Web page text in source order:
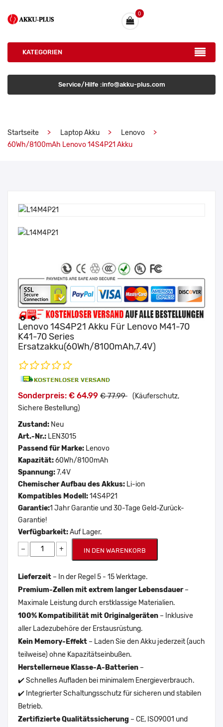
0
KATEGORIEN
Service/Hilfe :info@akku-plus.com
Startseite Laptop Akku
Lenovo
60Wh/8100mAh Lenovo 14S4P21 Akku
Lenovo 14S4P21 Akku Für Lenovo M41-70
K41-70 Series
Ersatzakku(60Wh/8100mAh,7.4V)
Sonderpreis: € 64.99 € 77.99 (Käuferschutz,
Sichere Bestellung)
Zustand: Neu
Art.-Nr.: LEN3015
Passend für Marke: Lenovo
Kapazität:60Wh/8100mAh
Spannung:7.4V
Chemischer Aufbau des Akkus: Li-ion
Kompatibles Modell:14S4P21
Garantie:1 Jahr Garantie und 30-Tage Geld-Zurück-
Garantie!
Verfügbarkeit:Auf Lager.
− + IN DEN WARENKORB
Lieferzeit – In der Regel 5 - 15 Werktage.
Premium-Zellen mit extrem langer Lebensdauer–
Maximale Leistung durch erstklassige Materialien.
100% Kompatibilität mit Originalgeräten – Inklusive
aller Ladezubehöre der Erstausrüstung.
Kein Memory-Effekt – Laden Sie den Akku jederzeit (auch
teilweise) ohne Kapazitätseinbußen.
Herstellerneue Klasse-A-Batterien –
✔️ Schnelles Aufladen bei minimalem Energieverbrauch.
✔️ Integrierter Schaltungsschutz für sicheren und stabilen
Betrieb.
Zertifizierte Qualitätssicherung – CE, ISO9001 und